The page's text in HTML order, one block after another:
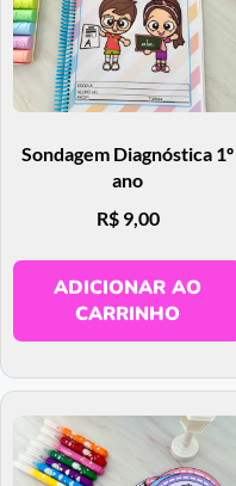
Sondagem Diagnóstica 1º
ano
R$9,00
ADICIONAR AO
CARRINHO